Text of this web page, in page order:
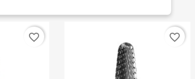
favorite_border favorite_border